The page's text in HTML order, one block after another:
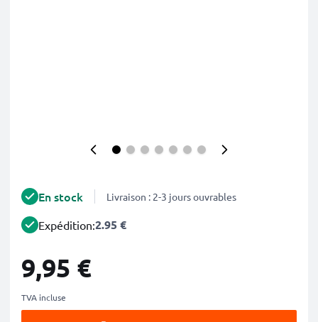
En stock Livraison : 2-3 jours ouvrables
Expédition:2.95 €
9,95 €
TVA incluse